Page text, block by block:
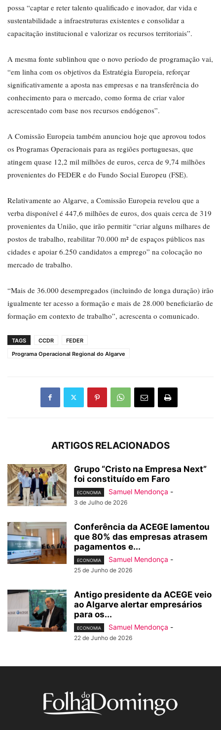
possa “captar e reter talento qualificado e inovador, dar vida e
sustentabilidade a infraestruturas existentes e consolidar a
capacitação institucional e valorizar os recursos territoriais”.
A mesma fonte sublinhou que o novo período de programação vai,
“em linha com os objetivos da Estratégia Europeia, reforçar
significativamente a aposta nas empresas e na transferência do
conhecimento para o mercado, como forma de criar valor
acrescentado com base nos recursos endógenos”.
A Comissão Europeia também anunciou hoje que aprovou todos
os Programas Operacionais para as regiões portuguesas, que
atingem quase 12,2 mil milhões de euros, cerca de 9,74 milhões
provenientes do FEDER e do Fundo Social Europeu (FSE).
Relativamente ao Algarve, a Comissão Europeia revelou que a
verba disponível é 447,6 milhões de euros, dos quais cerca de 319
provenientes da União, que irão permitir “criar alguns milhares de
postos de trabalho, reabilitar 70.000 m² de espaços públicos nas
cidades e apoiar 6.250 candidatos a emprego” na colocação no
mercado de trabalho.
“Mais de 36.000 desempregados (incluindo de longa duração) irão
igualmente ter acesso a formação e mais de 28.000 beneficiarão de
formação em contexto de trabalho”, acrescenta o comunicado.
TAGS CCDR
FEDER
Programa Operacional Regional do Algarve
ARTIGOS RELACIONADOS
Grupo “Cristo na Empresa Next”
foi constituído em Faro
ECONOMIA Samuel Mendonça -
3 de Julho de 2026
Conferência da ACEGE lamentou
que 80% das empresas atrasem
pagamentos e...
ECONOMIA Samuel Mendonça -
25 de Junho de 2026
Antigo presidente da ACEGE veio
ao Algarve alertar empresários
para os...
ECONOMIA Samuel Mendonça -
22 de Junho de 2026